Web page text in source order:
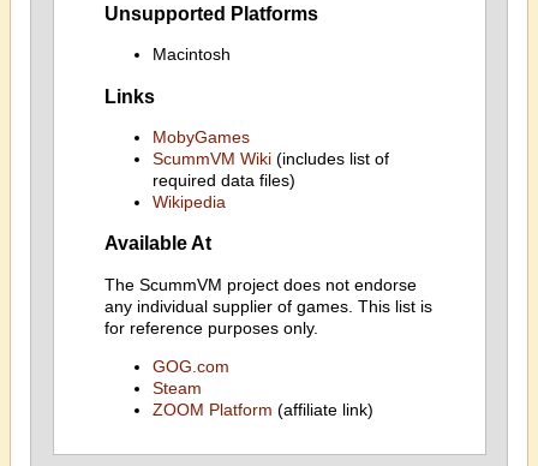
Unsupported Platforms
Macintosh
Links
MobyGames
ScummVM Wiki(includes list of
required data files)
Wikipedia
Available At
The ScummVM project does not endorse
any individual supplier of games. This list is
for reference purposes only.
GOG.com
Steam
ZOOM Platform (affiliate link)